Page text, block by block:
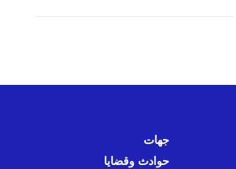
جهات
حوادث وقضايا